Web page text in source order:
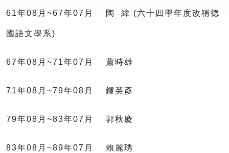
61年08月~67年07月 陶 緯 (六十四學年度改稱德
國語文學系)
67年08月~71年07月 蕭時雄
71年08月~79年08月 鍾英彥
79年08月~83年07月 郭秋慶
83年08月~89年07月 賴麗琇